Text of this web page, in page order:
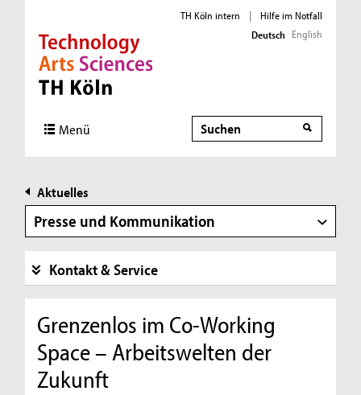
Direkt zur Hauptnavigation
Direkt zur Subnavigation
Direkt zum Inhalt
Direkt zum Fußbereich
TH Köln intern |
Hilfe im Notfall
Deutsch English
Menü Suche
Aktuelles
Presse und Kommunikation
Kontakt & Service
Grenzenlos im Co-Working
Space – Arbeitswelten der
Zukunft